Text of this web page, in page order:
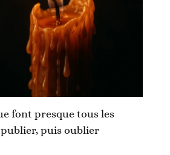
font presque tous les
puis oublier